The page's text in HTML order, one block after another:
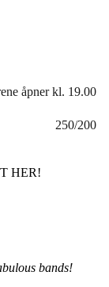
åpner kl. 19.00
250/200
HER!
bands!